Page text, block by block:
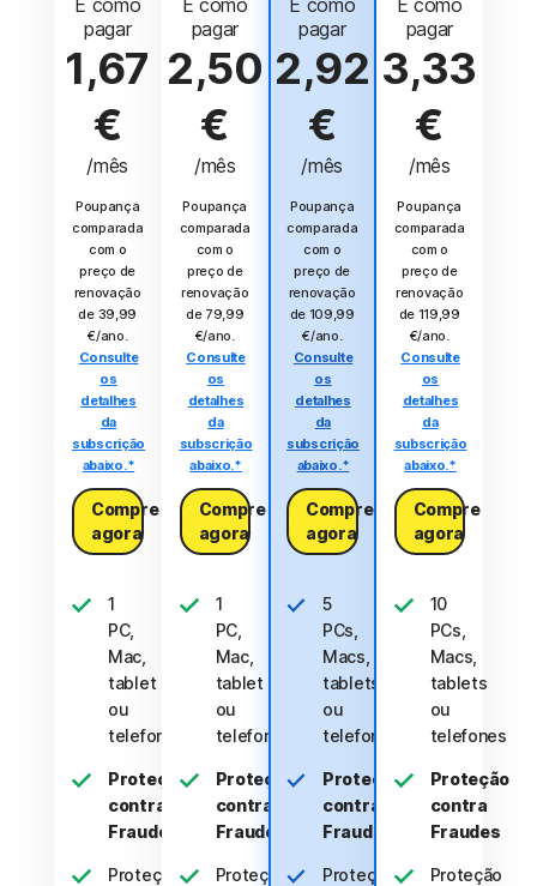
É como
pagar
1,67
€
/mês
Poupança
comparada
com o
preço de
renovação
de 39,99
€/ano.
Consulte
os
detalhes
da
subscrição
abaixo.*
Compre
agora
1
PC,
Mac,
tablet
ou
telefone
Proteção
contra
Fraudes
Proteção
É como
pagar
2,50
€
/mês
Poupança
comparada
com o
preço de
renovação
de 79,99
€/ano.
Consulte
os
detalhes
da
subscrição
abaixo.*
Compre
agora
1
PC,
Mac,
tablet
ou
telefone
Proteção
contra
Fraudes
Proteção
É como
pagar
2,92
€
/mês
Poupança
comparada
com o
preço de
renovação
de 109,99
€/ano.
Consulte
os
detalhes
da
subscrição
abaixo.*
Compre
agora
5
PCs,
Macs,
tablets
ou
telefones
Proteção
contra
Fraudes
Proteção
É como
pagar
3,33
€
/mês
Poupança
comparada
com o
preço de
renovação
de 119,99
€/ano.
Consulte
os
detalhes
da
subscrição
abaixo.*
Compre
agora
10
PCs,
Macs,
tablets
ou
telefones
Proteção
contra
Fraudes
Proteção